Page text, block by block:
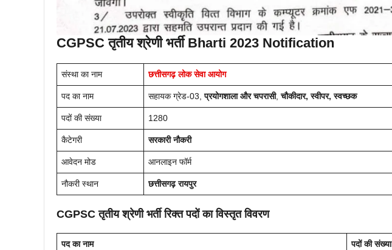
CGPSC तृतीय श्रेणी भर्ती Bharti 2023 Notification
संस्था का नाम छत्तीसगढ़ लोक सेवा आयोग
पद का नाम सहायक ग्रेड-03,प्रयोगशाला और चपरासी,चौकीदार, स्वीपर, स्वच्छक
पदों की संख्या 1280
कैटेगरी सरकारी नौकरी
आवेदन मोड आनलाइन फॉर्म
नौकरी स्थान छत्तीसगढ़ रायपुर
CGPSC तृतीय श्रेणी भर्तीरिक्त पदों का विस्तृत विवरण
पद का नाम पदों की संख्या